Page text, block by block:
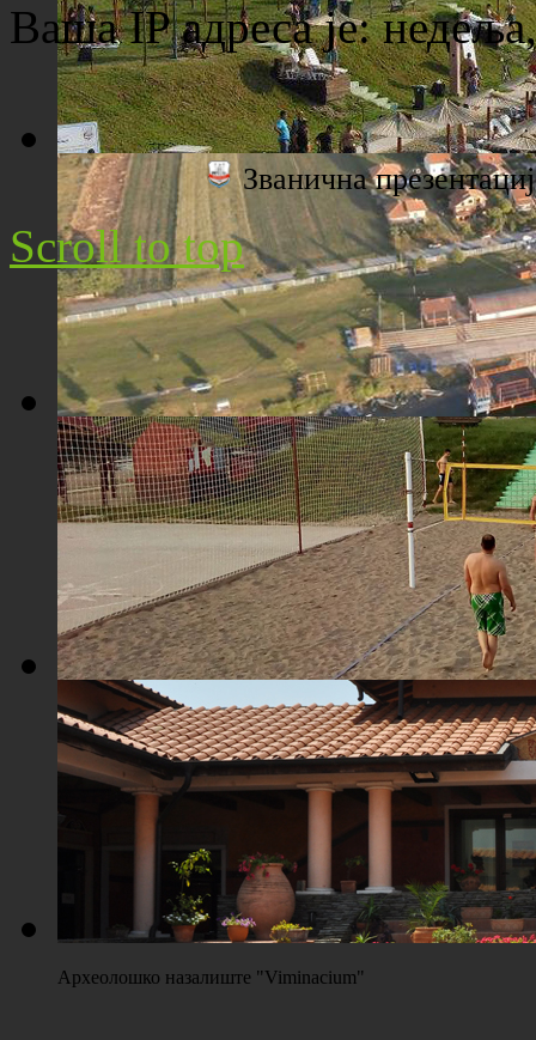
Плажа "Топољар" - Поглед са торња
Плажа "Топољар" - Поглед из ваздуха
Плажа "Топољар" - Терени на песку
Археолошко назалиште "Viminacium"
Ваша IP адреса је:
Званична
Scroll to top